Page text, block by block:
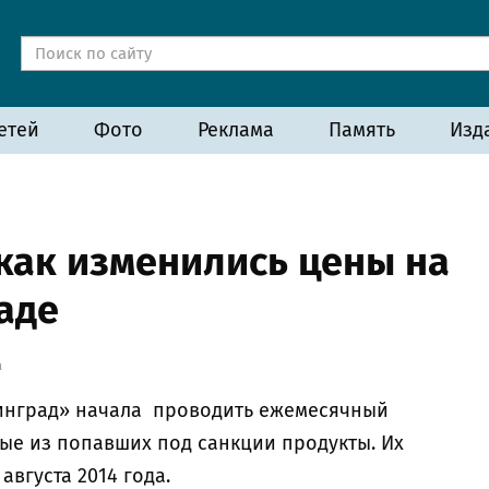
Фото Реклама Память
изменились цены на
начала проводить ежемесячный
из попавших под санкции продукты. Их
2014 года.